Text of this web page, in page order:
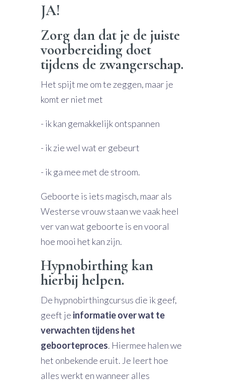
JA!
Zorg dan dat je de juiste
voorbereiding doet
tijdens de zwangerschap.
Het spijt me om te zeggen, maar je
komt er niet met
- ik kan gemakkelijk ontspannen
- ik zie wel wat er gebeurt
- ik ga mee met de stroom.
Geboorte is iets magisch, maar als
Westerse vrouw staan we vaak heel
ver van wat geboorte is en vooral
hoe mooi het kan zijn.
Hypnobirthing kan
hierbij helpen.
De hypnobirthingcursus die ik geef,
geeft je informatie over wat te
verwachten tijdens het
geboorteproces. Hiermee halen we
het onbekende eruit. Je leert hoe
alles werkt en wanneer alles